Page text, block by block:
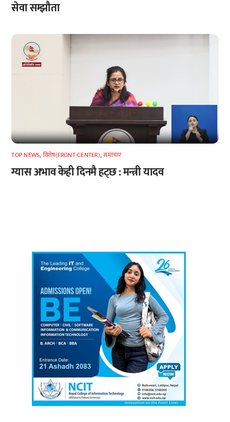
सेवा सम्झौता
TOP NEWS, विशेष(FRONT-CENTER),समाचार
ग्यास अभाव केही दिनमै हट्छ : मन्त्री यादव